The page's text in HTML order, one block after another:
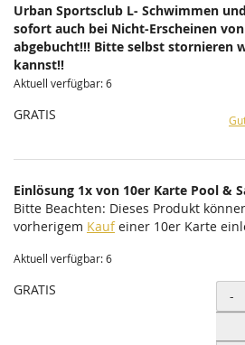
Urban Sportsclub L- Schwimmen
sofort auch bei Nicht-Erscheinen
abgebucht!!! Bitte selbst stornieren
kannst!!
Aktuell verfügbar: 6
GRATIS
Einlösung 1x von 10er Karte Pool &
Bitte Beachten: Dieses Produkt
vorherigem Kaufeiner 10er Karte
Aktuell verfügbar: 6
GRATIS -